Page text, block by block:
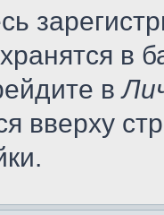
в
в
вверху